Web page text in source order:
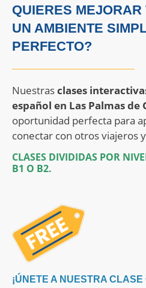
QUIERES
UN AMBIENTE
PERFECTO?
Nuestrasclases
español en Las Palmas de
oportunidad perfecta para
conectar con otros viajeros
CLASES DIVIDIDAS POR
B1 O B2.
¡ÚNETE A NUESTRA